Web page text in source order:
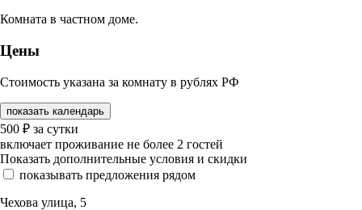
Комната в частном доме.
Цены
Стоимость указана за комнату в рублях РФ
показать календарь
500 ₽ за сутки
включает проживание не более 2 гостей
Показать дополнительные условия и скидки
показывать предложения рядом
Чехова улица, 5